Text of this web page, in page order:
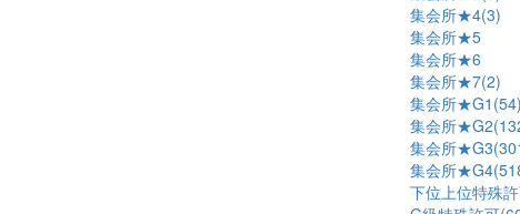
集会所★4(3)
集会所★5
集会所★6
集会所★7(2)
集会所★G1(54)
集会所
集会所
集会所
下位上位特殊